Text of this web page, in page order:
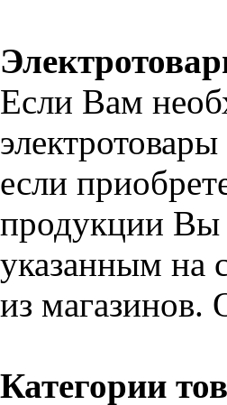
Если Вам
если
продукции Вы
указанным на
из магазинов.
Категории